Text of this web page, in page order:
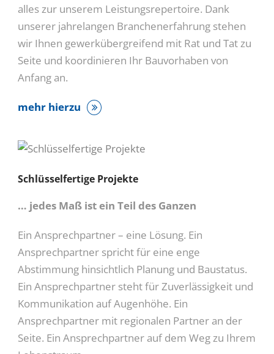
alles zur unserem Leistungsrepertoire. Dank
unserer jahrelangen Branchenerfahrung stehen
wir Ihnen gewerkübergreifend mit Rat und Tat zu
Seite und koordinieren Ihr Bauvorhaben von
Anfang an.
mehr hierzu
Schlüsselfertige Projekte
… jedes Maß ist ein Teil des Ganzen
Ein Ansprechpartner – eine Lösung. Ein
Ansprechpartner spricht für eine enge
Abstimmung hinsichtlich Planung und Baustatus.
Ein Ansprechpartner steht für Zuverlässigkeit und
Kommunikation auf Augenhöhe. Ein
Ansprechpartner mit regionalen Partner an der
Seite. Ein Ansprechpartner auf dem Weg zu Ihrem